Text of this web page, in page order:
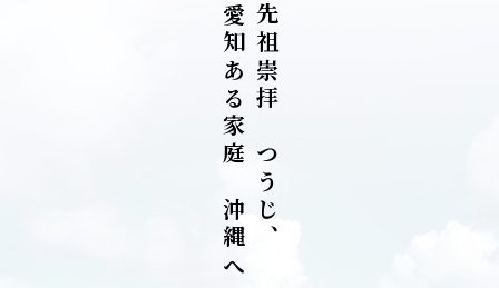
先
祖
崇
拝
つ
う
じ
、
愛
知
あ
る
家
庭
沖
縄
へ